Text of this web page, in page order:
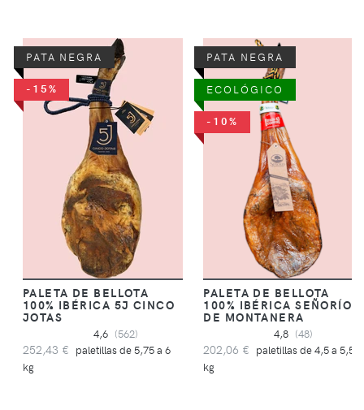
PATA NEGRA
-15%
PALETA DE BELLOTA
100% IBÉRICA 5J CINCO
JOTAS
4,6 (562)
252,43 € paletillas de 5,75 a 6
kg
PATA NEGRA
ECOLÓGICO
-10%
PALETA DE BELLOTA
100% IBÉRICA SEÑORÍO
DE MONTANERA
4,8 (48)
202,06 € paletillas de 4,5 a 5,5
kg